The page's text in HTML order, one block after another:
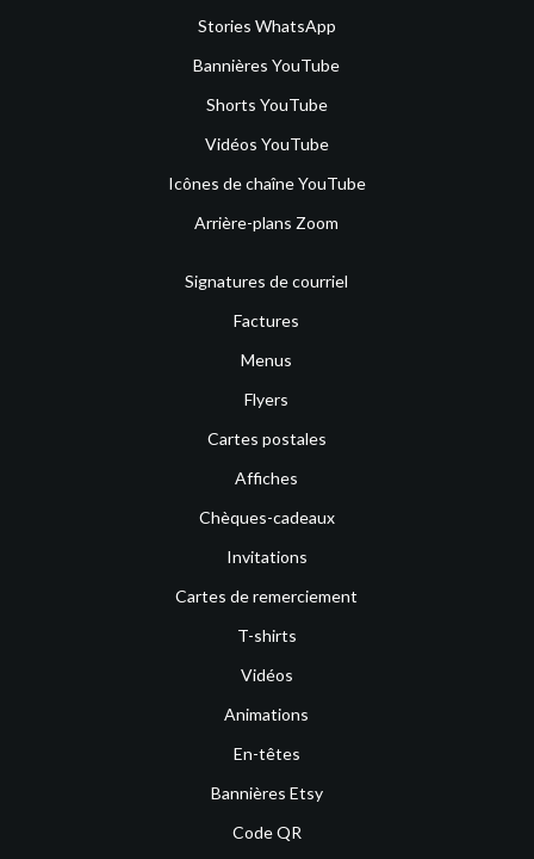
Stories WhatsApp
Bannières YouTube
Shorts YouTube
Vidéos YouTube
Icônes de chaîne YouTube
Arrière-plans Zoom
Signatures de courriel
Factures
Menus
Flyers
Cartes postales
Affiches
Chèques-cadeaux
Invitations
Cartes de remerciement
T-shirts
Vidéos
Animations
En-têtes
Bannières Etsy
Code QR